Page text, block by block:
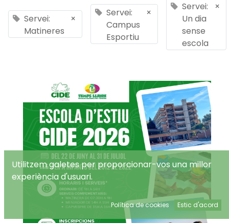
Servei:
Matineres
×
Servei:
Campus
Esportiu
×
Servei:
Un dia
sense
escola
×
Utilitzem galetes per proporcionar-vos una millor
experiència d'usuari.
Política de cookies Estic d'acord